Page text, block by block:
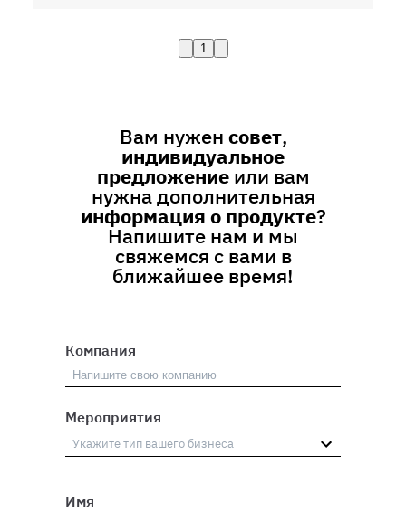
1
Вам нужен совет,
индивидуальное
предложение или вам
нужна дополнительная
информация о продукте?
Напишите нам и мы
свяжемся с вами в
ближайшее время!
Компания
Мероприятия
Имя